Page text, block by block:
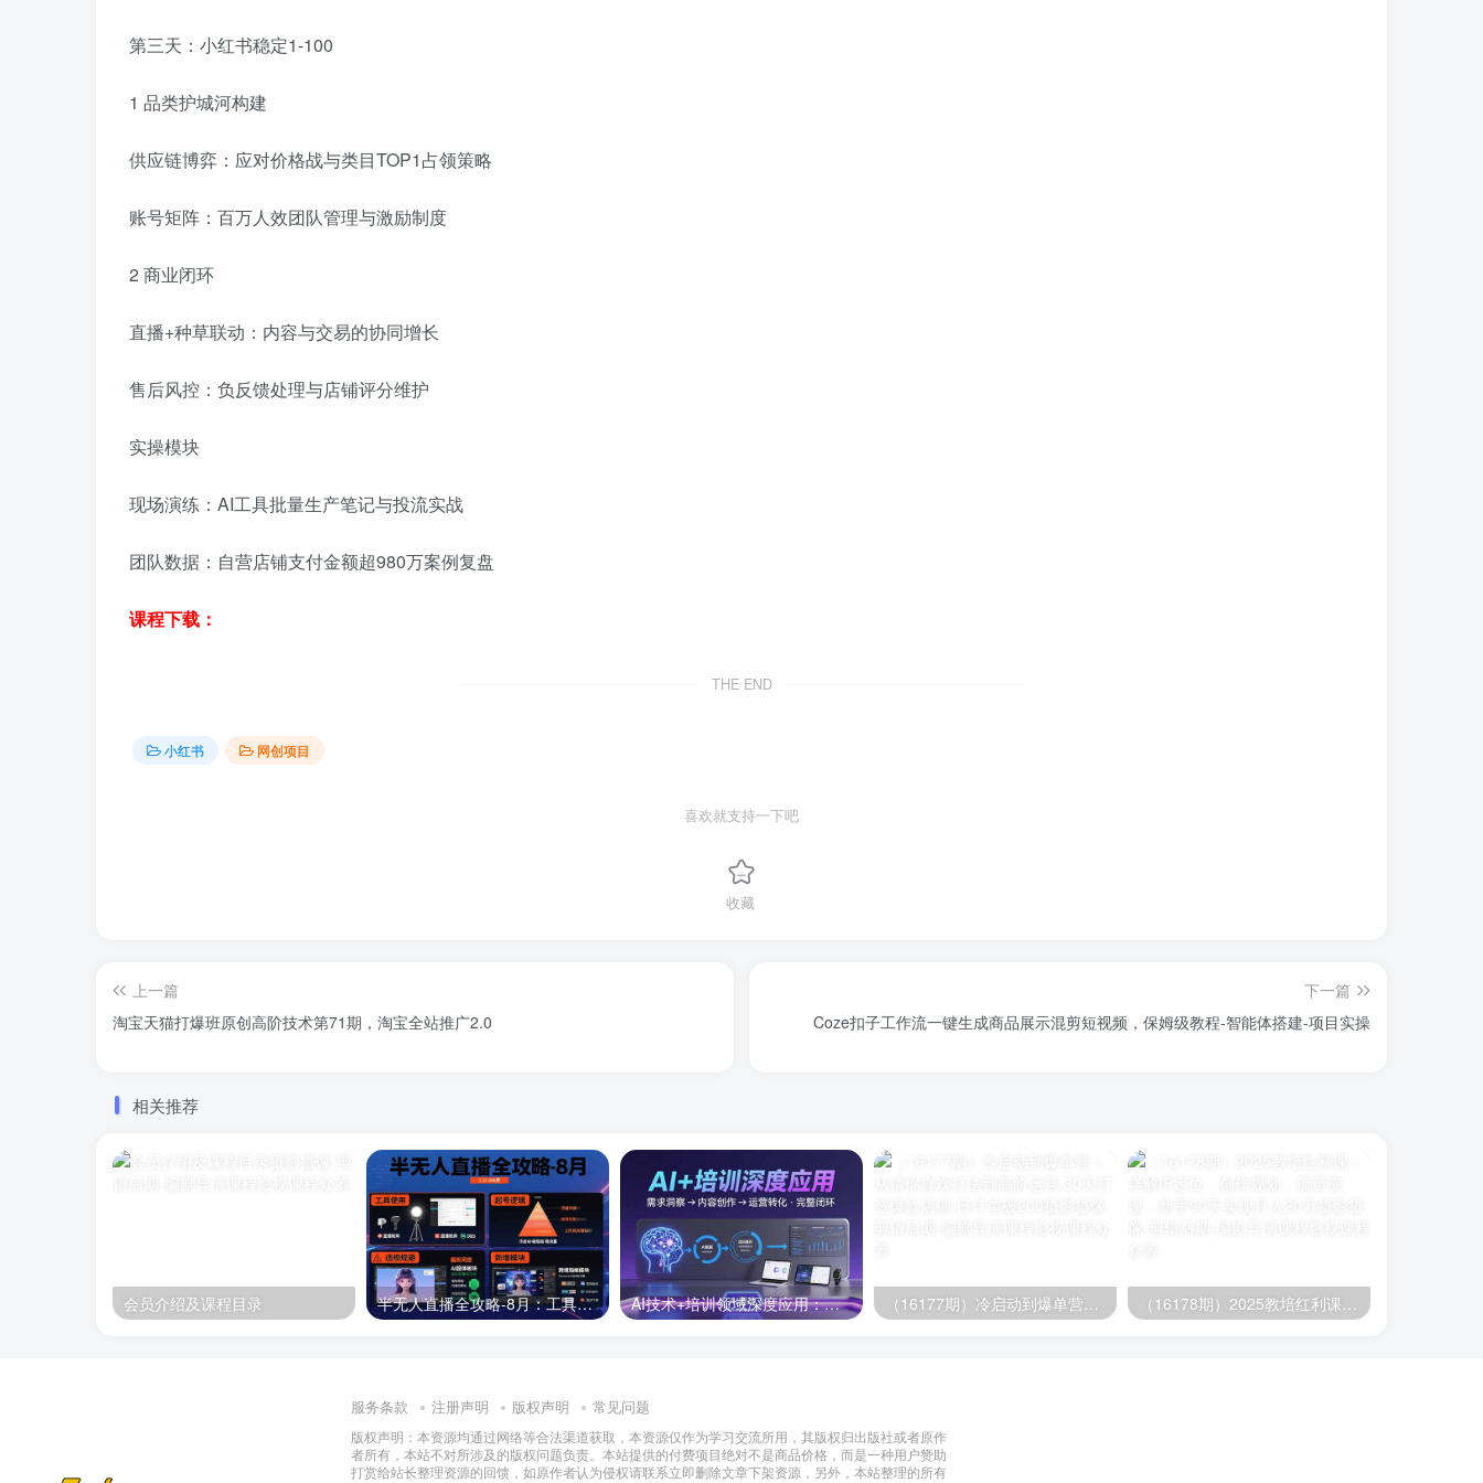
第三天：小红书稳定1-100
1 品类护城河构建
供应链博弈：应对价格战与类目TOP1占领策略
账号矩阵：百万人效团队管理与激励制度
2 商业闭环
直播+种草联动：内容与交易的协同增长
售后风控：负反馈处理与店铺评分维护
实操模块
现场演练：AI工具批量生产笔记与投流实战
团队数据：自营店铺支付金额超980万案例复盘
课程下载：
THE END
小红书 网创项目
喜欢就支持一下吧
收藏
上一篇
淘宝天猫打爆班原创高阶技术第71期，淘宝全站推广2.0
下一篇
Coze扣子工作流一键生成商品展示混剪短视频，保姆级教程-智能体搭建-项目实操
相关推荐
会员介绍及课程目录 半无人直播全攻略-8月：工具使用+起号逻辑+违规规避,新增AI超体与跨境模块 AI技术+培训领域深度应用：需求洞察-内容创作-运营转化 的完整闭环 （16177期）冷启动到爆单营：从猜你喜欢打法到高阶运营,30天打造爆款店铺,日订单破200 （16178期）2025教培红利课：详解IP定位、创作规划、流量变现，新手90天实现月入20万
服务条款 注册声明 版权声明 常见问题
版权声明：本资源均通过网络等合法渠道获取，本资源仅作为学习交流所用，其版权归出版社或者原作
者所有，本站不对所涉及的版权问题负责。本站提供的付费项目绝对不是商品价格，而是一种用户赞助
打赏给站长整理资源的回馈，如原作者认为侵权请联系立即删除文章下架资源，另外，本站整理的所有